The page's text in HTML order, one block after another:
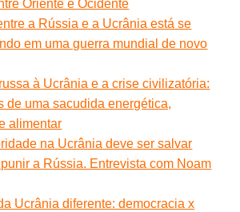
Oriente e Ocidente
a Rússia e a Ucrânia está se
em uma guerra mundial de novo
à Ucrânia e a crise civilizatória:
de uma sacudida energética,
alimentar
na Ucrânia deve ser salvar
a Rússia. Entrevista com Noam
Ucrânia diferente: democracia x